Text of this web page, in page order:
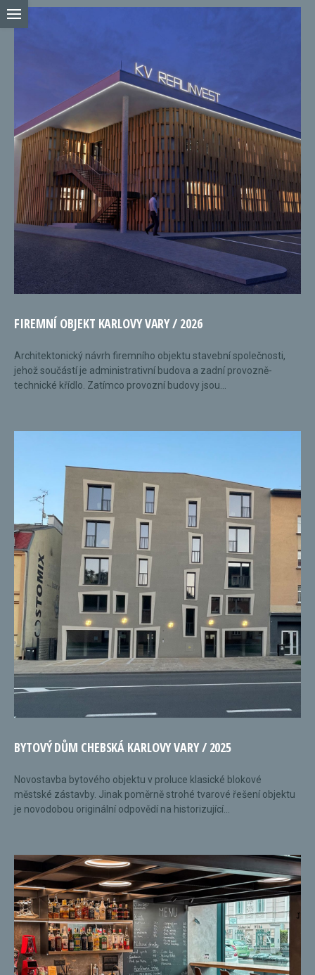
FIREMNÍ OBJEKT KARLOVY VARY / 2026
Architektonický návrh firemního objektu stavební společnosti,
jehož součástí je administrativní budova a zadní provozně-
technické křídlo. Zatímco provozní budovy jsou...
BYTOVÝ DŮM CHEBSKÁ KARLOVY VARY / 2025
Novostavba bytového objektu v proluce klasické blokové
městské zástavby. Jinak poměrně strohé tvarové řešení objektu
je novodobou originální odpovědí na historizující...